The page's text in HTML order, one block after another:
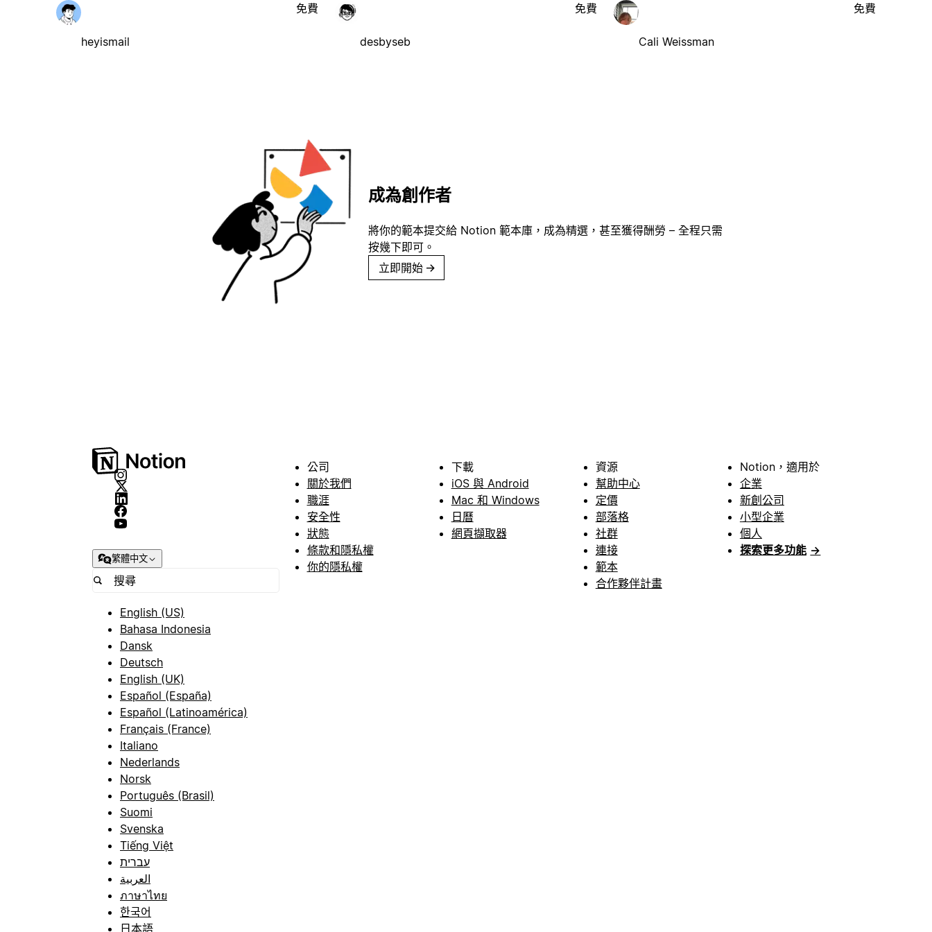
heyismail
免費
desbyseb
免費
Cali Weissman
免費
成為創作者
將你的範本提交給 Notion 範本庫，成為精選，甚至獲得酬勞 – 全程只需
按幾下即可。
立即開始 →
繁體中文
English (US)
Bahasa Indonesia
Dansk
Deutsch
English (UK)
Español (España)
Español (Latinoamérica)
Français (France)
Italiano
Nederlands
Norsk
Português (Brasil)
Suomi
Svenska
Tiếng Việt
עברית
العربية
ภาษาไทย
한국어
日本語
公司
關於我們
職涯
安全性
狀態
條款和隱私權
你的隱私權
下載
iOS 與 Android
Mac 和 Windows
日曆
網頁擷取器
資源
幫助中心
定價
部落格
社群
連接
範本
合作夥伴計畫
Notion，適用於
企業
新創公司
小型企業
個人
探索更多功能 →